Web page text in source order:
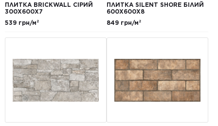
ПЛИТКА BRICKWALL СІРИЙ
300Х600Х7
539 грн/м²
ПЛИТКА SILENT SHORE БІЛИЙ
600Х600Х8
849 грн/м²